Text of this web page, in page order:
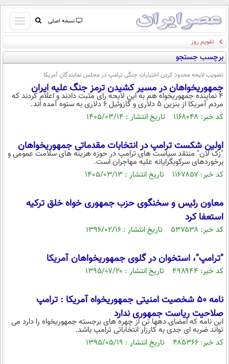
نسخه اصلی
باز
و
بسته
کردن
آرشیو
جستجو
نظرسنجی
آب و هوا
سواد زندگی
سیاسی
اقتصاد
حوادث
یک برش دانایی
سفر و تفریح
بین الملل
علم و دانش
علمی
اخبار کریپتو
گوناگون
سرگرمی
باشگاه مغز
فیلم
اقتصاد
عصر ایران 2
تقویم روز
برچسب جستجو
تصویب لایحه محدود کردن اختیارات جنگی ترامپ در مجلس نمایندگان آمریکا
جمهوریخواهان در مسیر کشیدن ترمز جنگ علیه ایران
4 نماینده جمهوریخواه هم به این لایحه رای مثبت دادند و اعلام کردند که
مردم آمریکا از بنزین 5 دلاری و گازوئیل 6 دلاری به ستوه آمده اند.
کد خبر: ۱۱۶۸۰۴۸ تاریخ انتشار : ۱۴۰۵/۰۳/۱۴
اولین شکست ترامپ در انتخابات مقدماتی جمهوریخواهان
"زک لان" منتقد سیاست های ترامپ در حوزه هزینه های سلامت عمومی و
برخوردهای سرکوبگرایانه علیه مهاجران است.
کد خبر: ۱۱۶۷۸۵۷ تاریخ انتشار : ۱۴۰۵/۰۳/۱۳
معاون رئیس و سخنگوی حزب جمهوری خواه خلق ترکیه
استعفا کرد
کد خبر: ۵۳۷۵۳۸ تاریخ انتشار : ۱۳۹۶/۰۲/۱۶
"ترامپ"، استخوان در گلوی جمهوریخواهان آمریکا
کد خبر: ۴۹۸۹۴۴ تاریخ انتشار : ۱۳۹۵/۰۷/۲۰
نامه 50 شخصیت امنیتی جمهوریخواه آمریکا : ترامپ
صلاحیت ریاست جمهوری ندارد
این نامه که امضای دهها تن از چهره های برجسته جمهوریخواه را دارد می
تواند ضربه ای جدی به کارزار انتخاباتی ترامپ باشد.
کد خبر: ۴۸۵۳۶۶ تاریخ انتشار : ۱۳۹۵/۰۵/۱۹